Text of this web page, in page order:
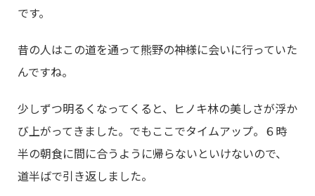
です。
昔の人はこの道を通って熊野の神様に会いに行っていた
んですね。
少しずつ明るくなってくると、ヒノキ林の美しさが浮か
び上がってきました。でもここでタイムアップ。６時
半の朝食に間に合うように帰らないといけないので、
道半ばで引き返しました。